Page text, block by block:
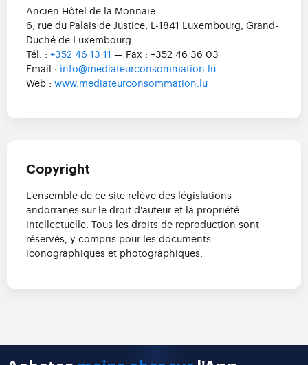
Ancien Hôtel de la Monnaie
6, rue du Palais de Justice, L-1841 Luxembourg, Grand-
Duché de Luxembourg
Tél. : +352 46 13 11 — Fax : +352 46 36 03
Email : info@mediateurconsommation.lu
Web : www.mediateurconsommation.lu
Copyright
L'ensemble de ce site relève des législations
andorranes sur le droit d'auteur et la propriété
intellectuelle. Tous les droits de reproduction sont
réservés, y compris pour les documents
iconographiques et photographiques.